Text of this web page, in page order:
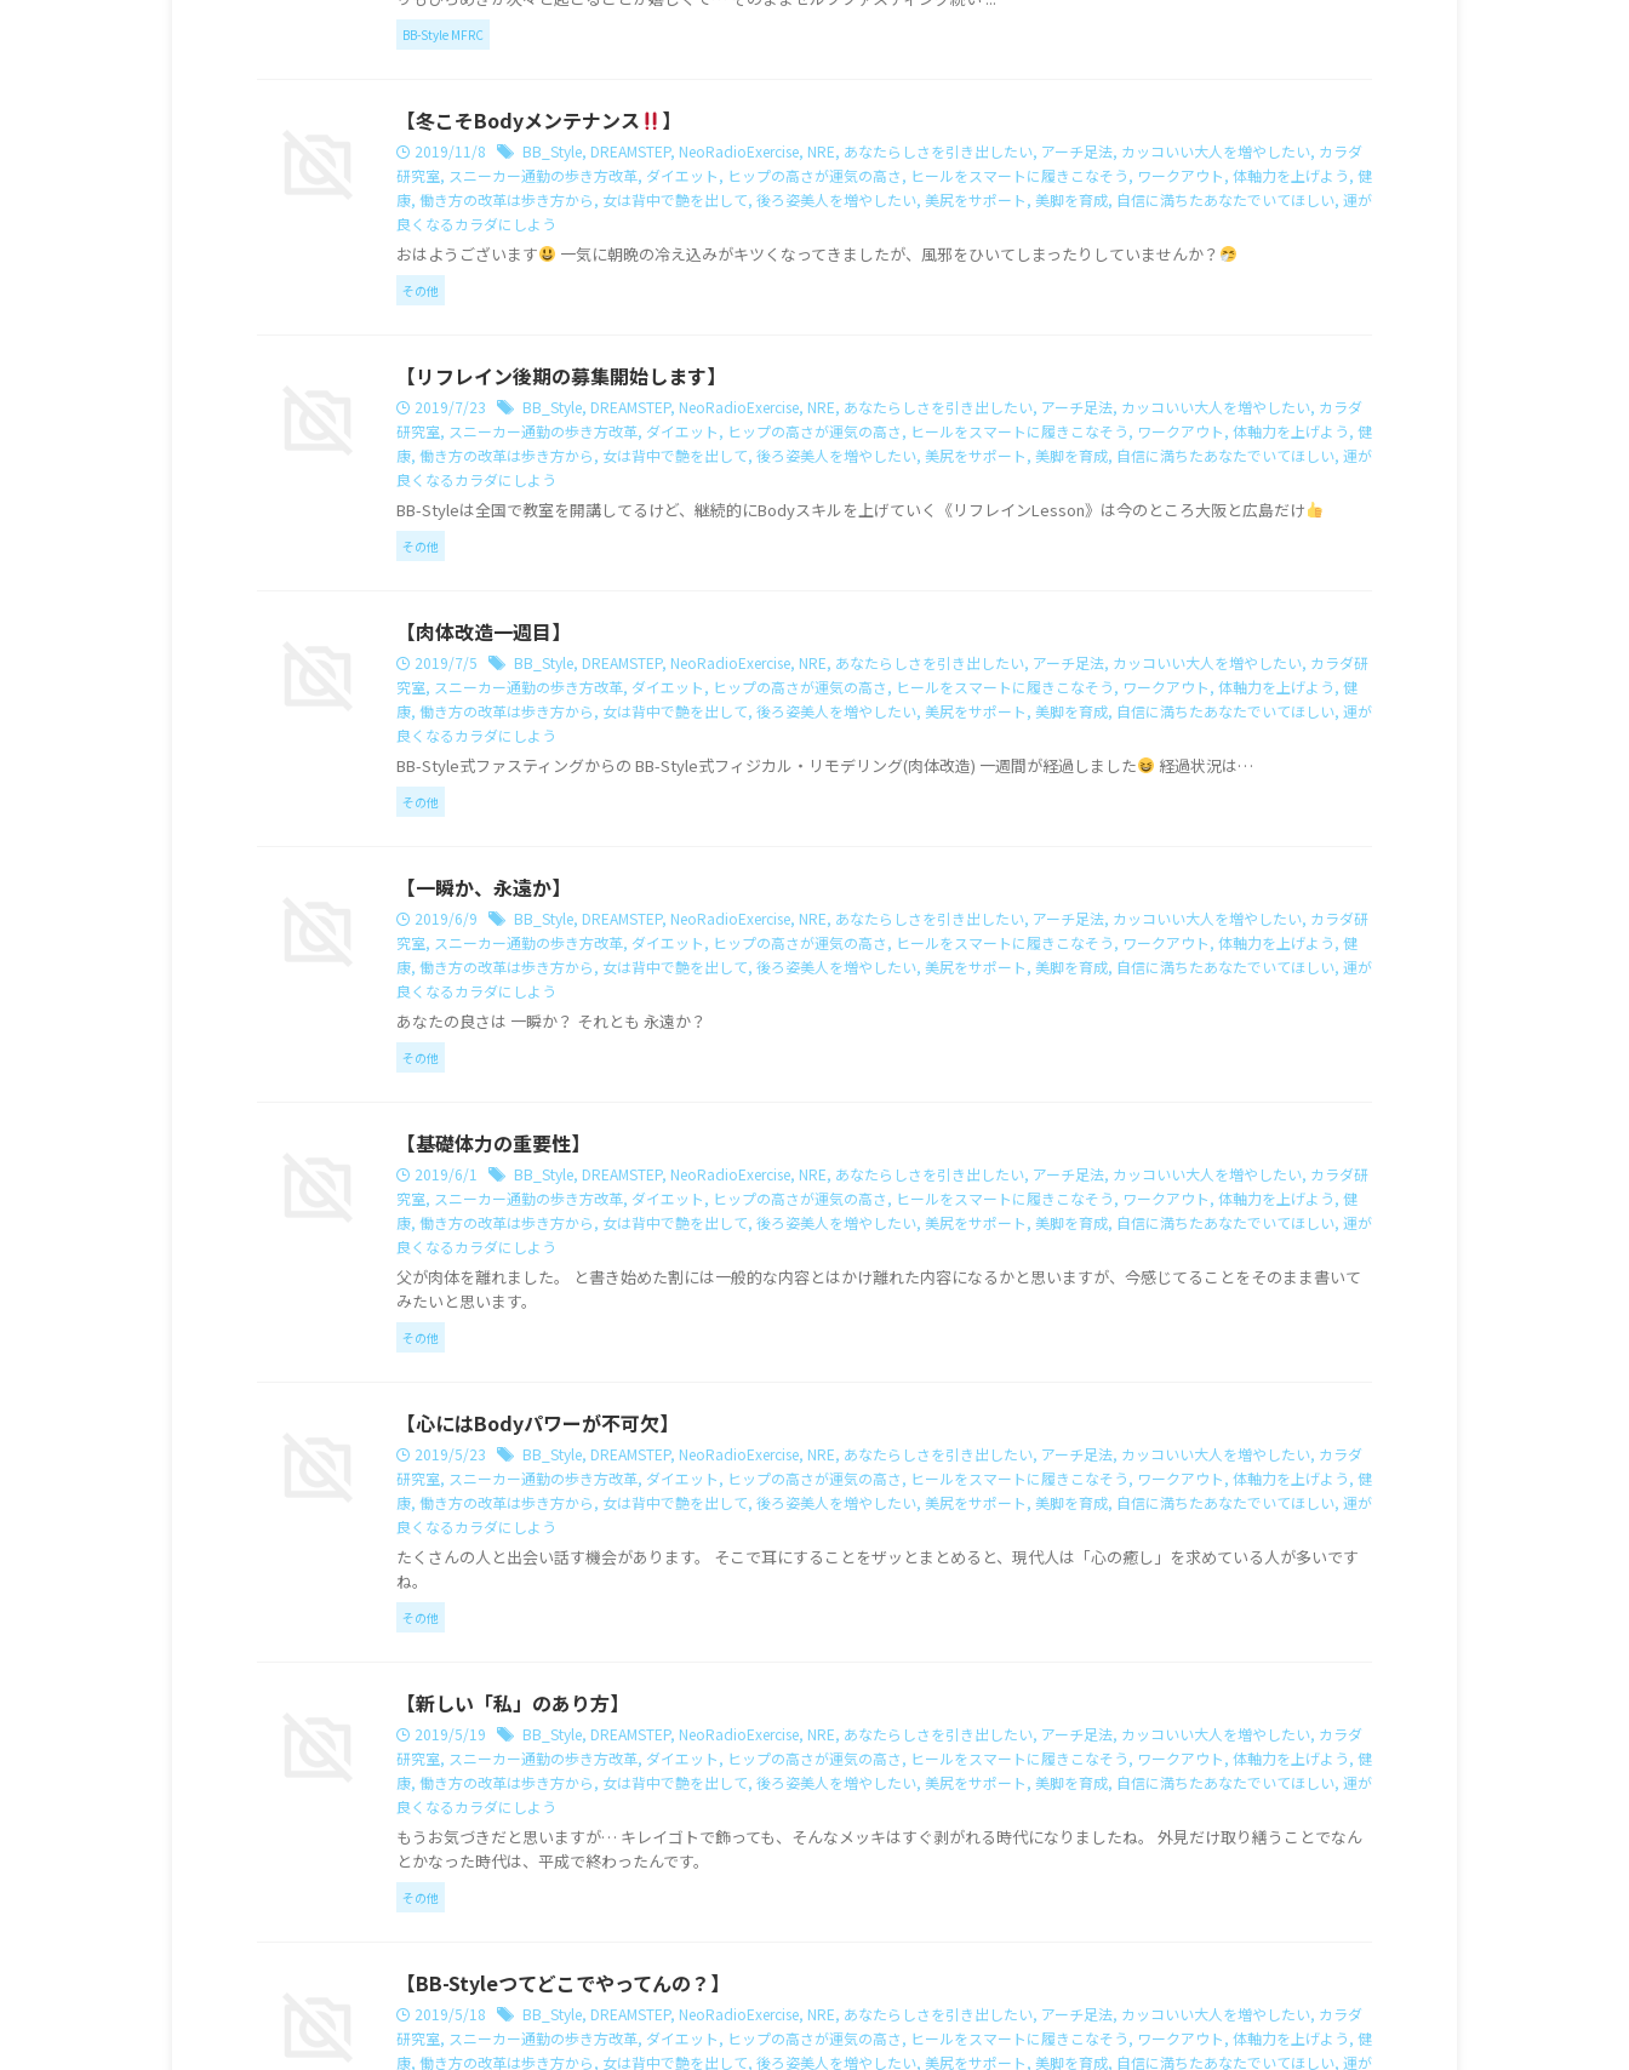
BB-Style MFRC
【冬こそBodyメンテナンス 】
2019/11/8 BB_Style, DREAMSTEP, NeoRadioExercise, NRE, あなたらしさを引き出したい, アーチ足法, カッコいい大人を増やしたい, カラダ
研究室, スニーカー通勤の歩き方改革, ダイエット, ヒップの高さが運気の高さ, ヒールをスマートに履きこなそう, ワークアウト, 体軸力を上げよう, 健
康, 働き方の改革は歩き方から, 女は背中で艶を出して, 後ろ姿美人を増やしたい, 美尻をサポート, 美脚を育成, 自信に満ちたあなたでいてほしい, 運が
良くなるカラダにしよう
おはようございます 一気に朝晩の冷え込みがキツくなってきましたが、風邪をひいてしまったりしていませんか？
その他
【リフレイン後期の募集開始します】
2019/7/23 BB_Style, DREAMSTEP, NeoRadioExercise, NRE, あなたらしさを引き出したい, アーチ足法, カッコいい大人を増やしたい, カラダ
研究室, スニーカー通勤の歩き方改革, ダイエット, ヒップの高さが運気の高さ, ヒールをスマートに履きこなそう, ワークアウト, 体軸力を上げよう, 健
康, 働き方の改革は歩き方から, 女は背中で艶を出して, 後ろ姿美人を増やしたい, 美尻をサポート, 美脚を育成, 自信に満ちたあなたでいてほしい, 運が
良くなるカラダにしよう
BB-Styleは全国で教室を開講してるけど、継続的にBodyスキルを上げていく《リフレインLesson》は今のところ大阪と広島だけ
その他
【肉体改造一週目】
2019/7/5 BB_Style, DREAMSTEP, NeoRadioExercise, NRE, あなたらしさを引き出したい, アーチ足法, カッコいい大人を増やしたい, カラダ研
究室, スニーカー通勤の歩き方改革, ダイエット, ヒップの高さが運気の高さ, ヒールをスマートに履きこなそう, ワークアウト, 体軸力を上げよう, 健
康, 働き方の改革は歩き方から, 女は背中で艶を出して, 後ろ姿美人を増やしたい, 美尻をサポート, 美脚を育成, 自信に満ちたあなたでいてほしい, 運が
良くなるカラダにしよう
BB-Style式ファスティングからの BB-Style式フィジカル・リモデリング(肉体改造) 一週間が経過しました 経過状況は…
その他
【一瞬か、永遠か】
2019/6/9 BB_Style, DREAMSTEP, NeoRadioExercise, NRE, あなたらしさを引き出したい, アーチ足法, カッコいい大人を増やしたい, カラダ研
究室, スニーカー通勤の歩き方改革, ダイエット, ヒップの高さが運気の高さ, ヒールをスマートに履きこなそう, ワークアウト, 体軸力を上げよう, 健
康, 働き方の改革は歩き方から, 女は背中で艶を出して, 後ろ姿美人を増やしたい, 美尻をサポート, 美脚を育成, 自信に満ちたあなたでいてほしい, 運が
良くなるカラダにしよう
あなたの良さは 一瞬か？ それとも 永遠か？
その他
【基礎体力の重要性】
2019/6/1 BB_Style, DREAMSTEP, NeoRadioExercise, NRE, あなたらしさを引き出したい, アーチ足法, カッコいい大人を増やしたい, カラダ研
究室, スニーカー通勤の歩き方改革, ダイエット, ヒップの高さが運気の高さ, ヒールをスマートに履きこなそう, ワークアウト, 体軸力を上げよう, 健
康, 働き方の改革は歩き方から, 女は背中で艶を出して, 後ろ姿美人を増やしたい, 美尻をサポート, 美脚を育成, 自信に満ちたあなたでいてほしい, 運が
良くなるカラダにしよう
父が肉体を離れました。 と書き始めた割には一般的な内容とはかけ離れた内容になるかと思いますが、今感じてることをそのまま書いて
みたいと思います。
その他
【心にはBodyパワーが不可欠】
2019/5/23 BB_Style, DREAMSTEP, NeoRadioExercise, NRE, あなたらしさを引き出したい, アーチ足法, カッコいい大人を増やしたい, カラダ
研究室, スニーカー通勤の歩き方改革, ダイエット, ヒップの高さが運気の高さ, ヒールをスマートに履きこなそう, ワークアウト, 体軸力を上げよう, 健
康, 働き方の改革は歩き方から, 女は背中で艶を出して, 後ろ姿美人を増やしたい, 美尻をサポート, 美脚を育成, 自信に満ちたあなたでいてほしい, 運が
良くなるカラダにしよう
たくさんの人と出会い話す機会があります。 そこで耳にすることをザッとまとめると、現代人は「心の癒し」を求めている人が多いです
ね。
その他
【新しい「私」のあり方】
2019/5/19 BB_Style, DREAMSTEP, NeoRadioExercise, NRE, あなたらしさを引き出したい, アーチ足法, カッコいい大人を増やしたい, カラダ
研究室, スニーカー通勤の歩き方改革, ダイエット, ヒップの高さが運気の高さ, ヒールをスマートに履きこなそう, ワークアウト, 体軸力を上げよう, 健
康, 働き方の改革は歩き方から, 女は背中で艶を出して, 後ろ姿美人を増やしたい, 美尻をサポート, 美脚を育成, 自信に満ちたあなたでいてほしい, 運が
良くなるカラダにしよう
もうお気づきだと思いますが… キレイゴトで飾っても、そんなメッキはすぐ剥がれる時代になりましたね。 外見だけ取り繕うことでなん
とかなった時代は、平成で終わったんです。
その他
【BB-Styleつてどこでやってんの？】
2019/5/18 BB_Style, DREAMSTEP, NeoRadioExercise, NRE, あなたらしさを引き出したい, アーチ足法, カッコいい大人を増やしたい, カラダ
研究室, スニーカー通勤の歩き方改革, ダイエット, ヒップの高さが運気の高さ, ヒールをスマートに履きこなそう, ワークアウト, 体軸力を上げよう, 健
康, 働き方の改革は歩き方から, 女は背中で艶を出して, 後ろ姿美人を増やしたい, 美尻をサポート, 美脚を育成, 自信に満ちたあなたでいてほしい, 運が